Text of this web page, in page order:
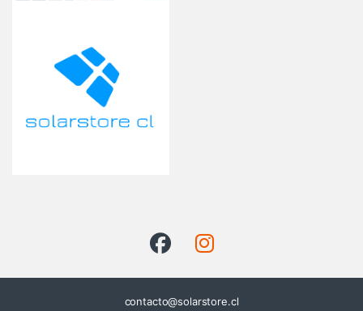
contacto@solarstore.cl